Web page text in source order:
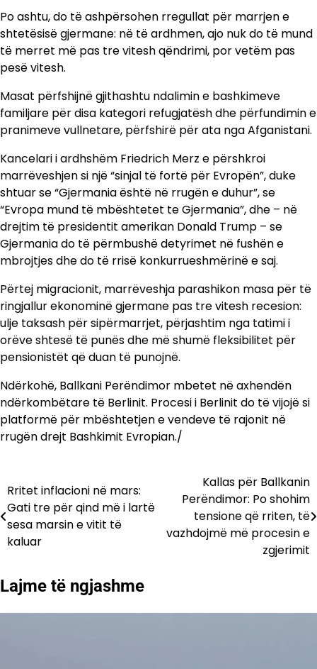
Po ashtu, do të ashpërsohen rregullat për marrjen e
shtetësisë gjermane: në të ardhmen, ajo nuk do të mund
të merret më pas tre vitesh qëndrimi, por vetëm pas
pesë vitesh.
Masat përfshijnë gjithashtu ndalimin e bashkimeve
familjare për disa kategori refugjatësh dhe përfundimin e
pranimeve vullnetare, përfshirë për ata nga Afganistani.
Kancelari i ardhshëm Friedrich Merz e përshkroi
marrëveshjen si një “sinjal të fortë për Evropën”, duke
shtuar se “Gjermania është në rrugën e duhur”, se
“Evropa mund të mbështetet te Gjermania”, dhe – në
drejtim të presidentit amerikan Donald Trump – se
Gjermania do të përmbushë detyrimet në fushën e
mbrojtjes dhe do të rrisë konkurrueshmërinë e saj.
Përtej migracionit, marrëveshja parashikon masa për të
ringjallur ekonominë gjermane pas tre vitesh recesion:
ulje taksash për sipërmarrjet, përjashtim nga tatimi i
orëve shtesë të punës dhe më shumë fleksibilitet për
pensionistët që duan të punojnë.
Ndërkohë, Ballkani Perëndimor mbetet në axhendën
ndërkombëtare të Berlinit. Procesi i Berlinit do të vijojë si
platformë për mbështetjen e vendeve të rajonit në
rrugën drejt Bashkimit Evropian./
Lëvizje
te
postimet
Rritet inflacioni në mars:
Gati tre për qind më i lartë
sesa marsin e vitit të
kaluar
Kallas për Ballkanin
Perëndimor: Po shohim
tensione që rriten, të
vazhdojmë më procesin e
zgjerimit
Lajme të ngjashme